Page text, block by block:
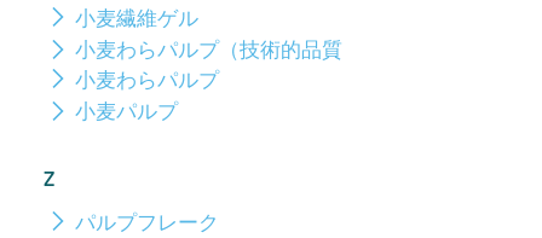
小麦繊維ゲル
小麦わらパルプ（技術的品質
小麦わらパルプ
小麦パルプ
Z
パルプフレーク